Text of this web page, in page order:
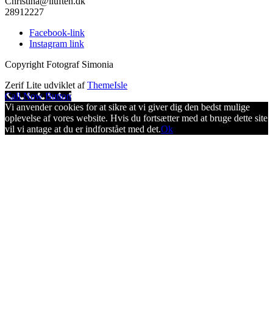
28912227
Facebook-link
Instagram link
Copyright Fotograf Simonia
Zerif Lite udviklet afThemeIsle
Call Now Button
Vi anvender cookies for at sikre at vi giver dig den bedst mulige
oplevelse af vores website. Hvis du fortsætter med at bruge dette site
vil vi antage at du er indforstået med det.Ok